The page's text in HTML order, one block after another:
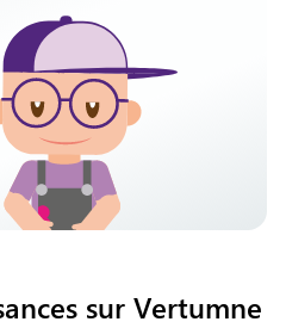
sur Vertumne